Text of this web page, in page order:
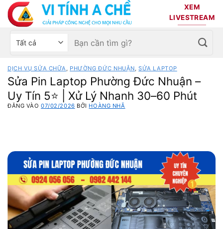
Bỏ
qua
nội
dung
XEM
LIVESTREAM
Chọn
sản
phẩm
Tìm
kiếm:
DỊCH VỤ SỬA CHỮA PHƯỜNG ĐỨC NHUẬN ,SỬA LAPTOP
Sửa Pin Laptop Phường Đức Nhuận –
Uy Tín 5⭐ | Xử Lý Nhanh 30–60 Phút
ĐĂNG VÀO07/02/2026 BỞI HOÀNG NHÃ